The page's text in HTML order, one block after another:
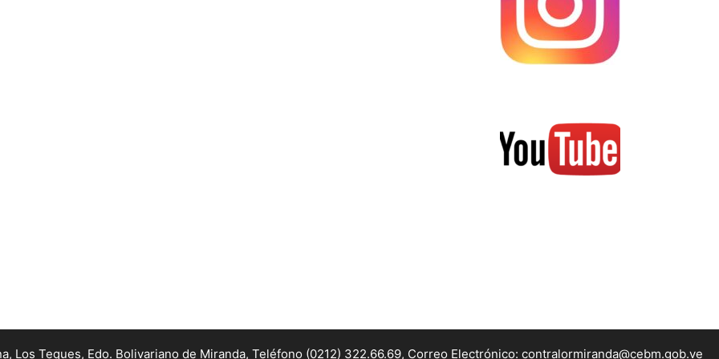
Los Teques, Edo. Bolivariano de Miranda, Teléfono (0212) 322.66.69, Correo Electrónico: contralormiranda@cebm.gob.ve